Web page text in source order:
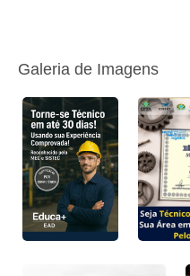
Galeria de Imagens